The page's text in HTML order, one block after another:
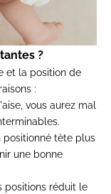
?
et la position de
:
vous aurez mal
positionné tète plus
une bonne
positions réduit le